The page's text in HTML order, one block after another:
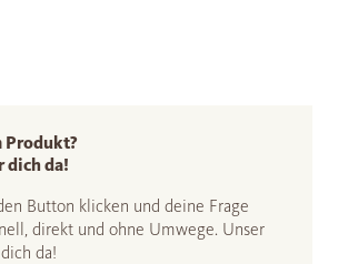
Produkt?
dich da!
Button klicken und deine Frage
direkt und ohne Umwege. Unser
da!